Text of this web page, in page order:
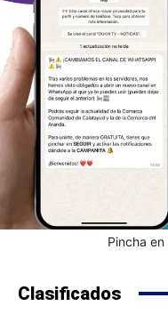
Pincha
Clasificados